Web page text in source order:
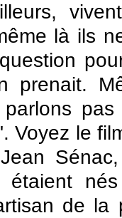
là ils
prenait.
parlons
Voyez le
étaient
de la